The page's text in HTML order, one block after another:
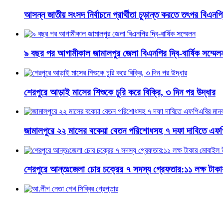
আসন্ন জাতীয় সংসদ নির্বাচনে প্রার্থীতা চুড়ান্ত করতে তৎপর
৯ বছর পর আগামীকাল জামালপুর জেলা বিএনপির দ্বি-বার্ষিক
শেরপুরে আড়াই মাসের শিশুকে চুরি করে বিক্রি, ৩ দিন পর উদ্ধার
জামালপুরে ২২ মাসের বকেয়া বেতন পরিশোধসহ ৭ দফা দাবিতে
শেরপুরে আন্তঃজেলা চোর চক্রের ৭ সদস্য গ্রেফতার:১১ লক্ষ